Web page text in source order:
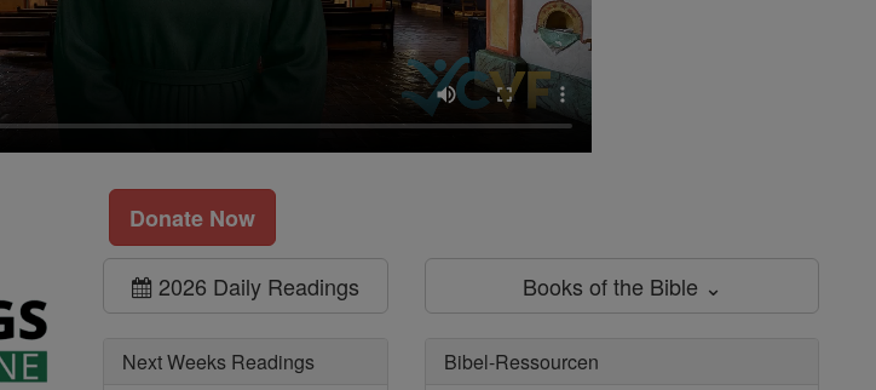
Donate Now
2026 Daily Readings
Next Weeks Readings
Books of the Bible ⌄
Bibel-Ressourcen